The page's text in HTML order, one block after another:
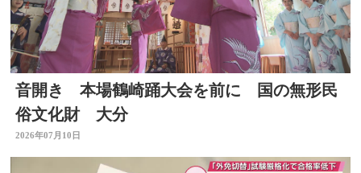
音開き 本場鶴崎踊大会を前に 国の無形民
俗文化財 大分
2026年07月10日